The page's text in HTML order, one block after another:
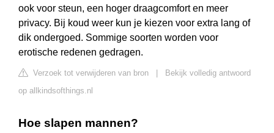
ook voor steun, een hoger draagcomfort en meer
privacy. Bij koud weer kun je kiezen voor extra lang of
dik ondergoed. Sommige soorten worden voor
erotische redenen gedragen.
Verzoek tot verwijderen van bron
Bekijk volledig antwoord
op allkindsofthings.nl
Hoe slapen mannen?